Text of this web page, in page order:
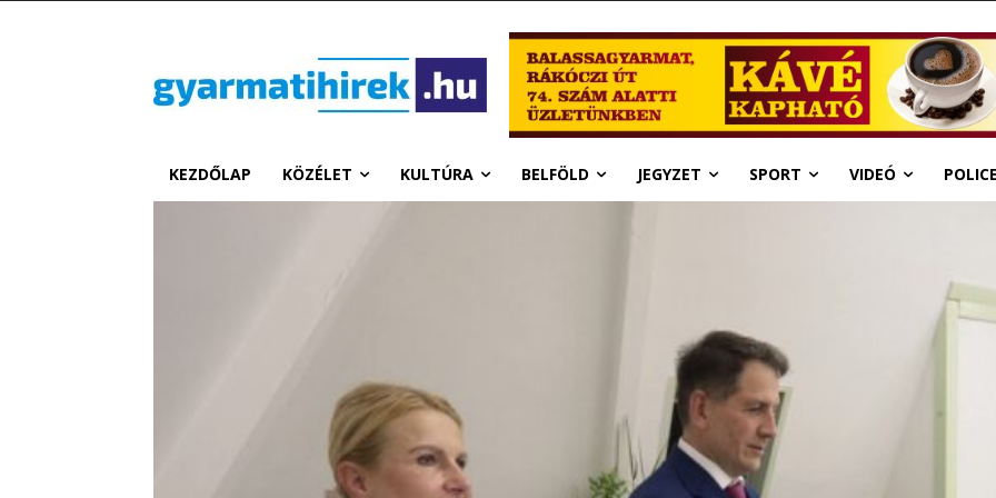
KEZDŐLAP KÖZÉLET KULTÚRA BELFÖLD JEGYZET SPORT VIDEÓ